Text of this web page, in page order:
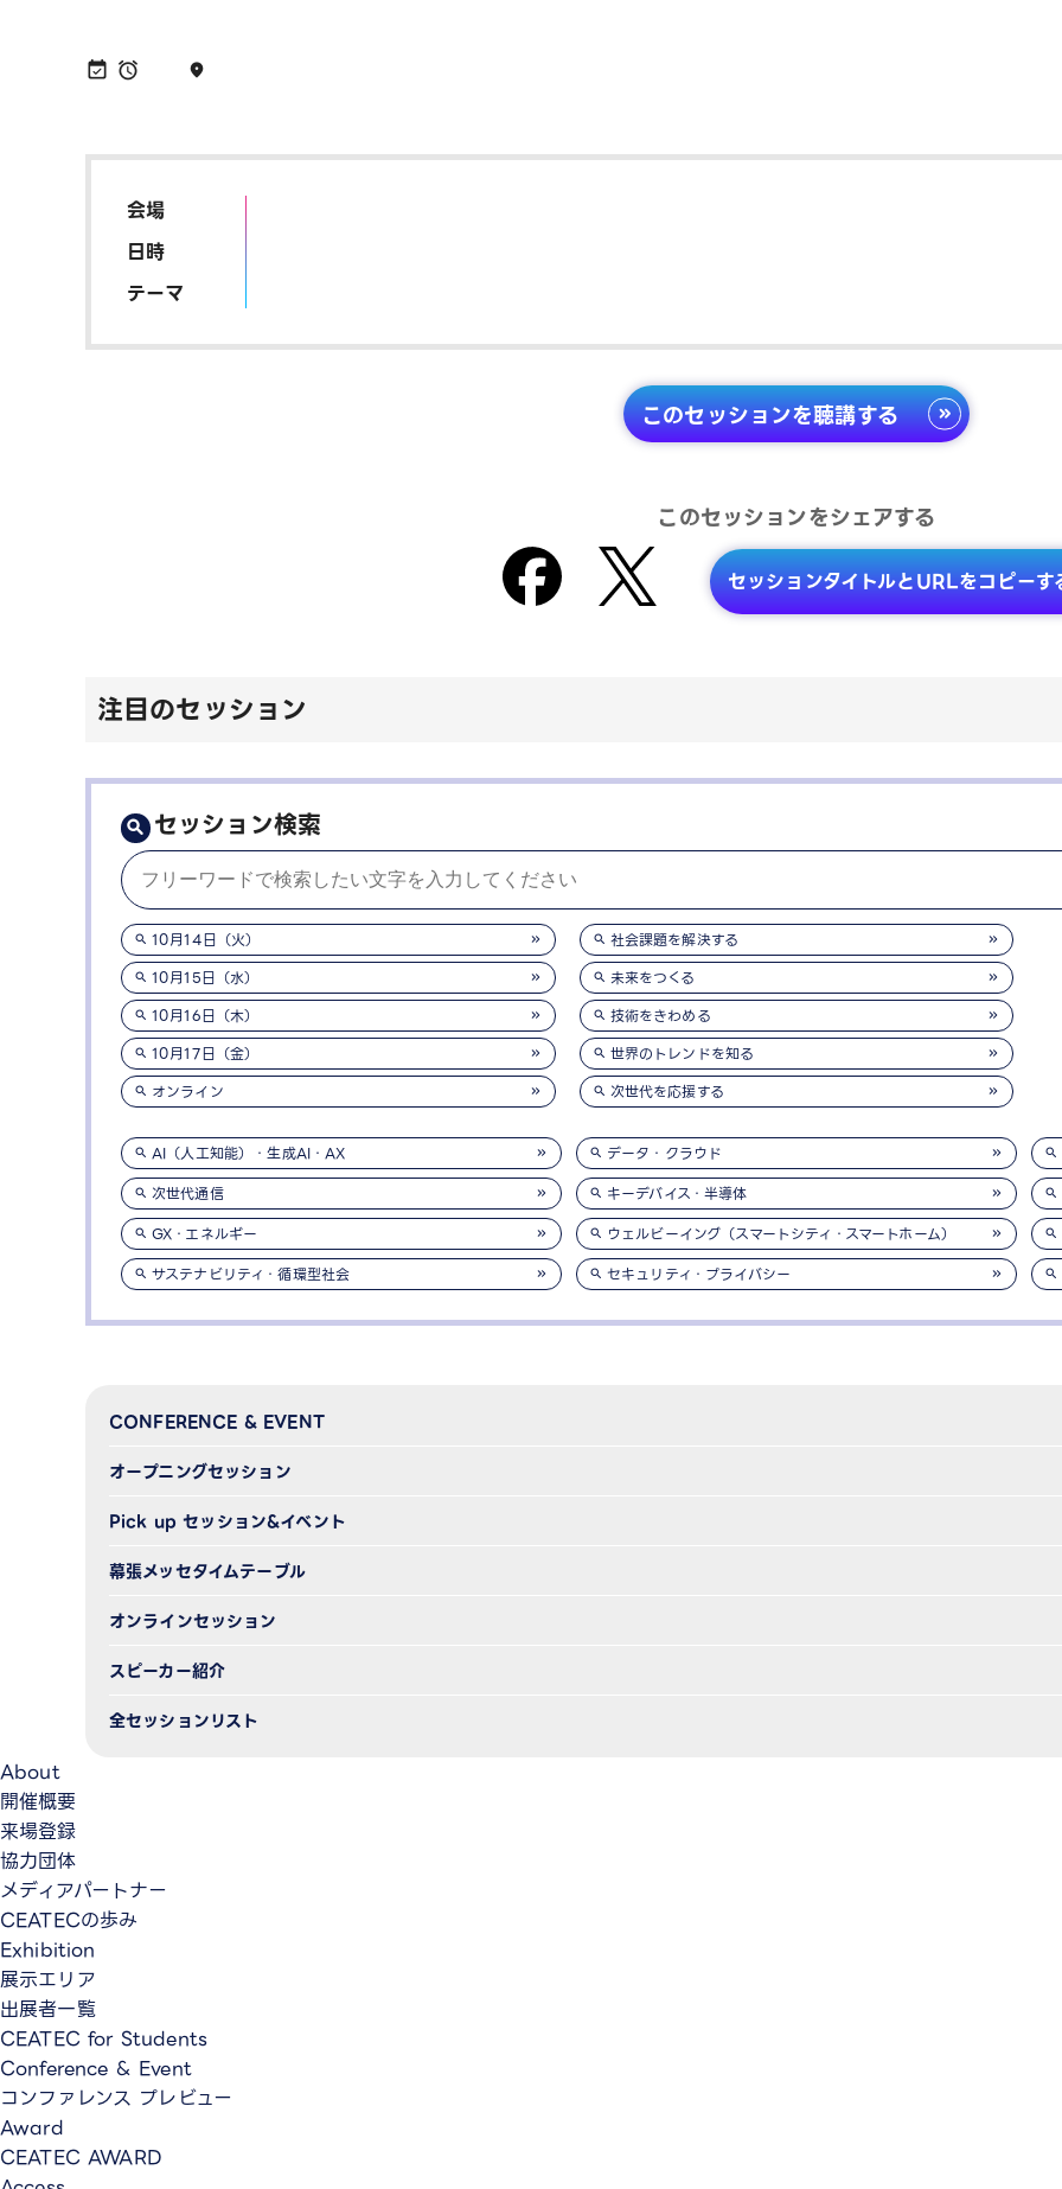
CONFERENCE & EVENT
オープニングセッション
Pick up セッション&イベント
幕張メッセタイムテーブル
オンラインセッション
スピーカー紹介
全セッションリスト
会場
日時
テーマ
このセッションを聴講する
このセッションをシェアする
セッションタイトルとURLをコピーす
注目のセッション
セッション検索
10月14日（火）
10月15日（水）
10月16日（木）
10月17日（金）
オンライン
社会課題を解決する
未来をつくる
技術をきわめる
世界のトレンドを知る
次世代を応援する
AI（人工知能）・生成AI・AX データ・クラウド
次世代通信
キーデバイス・半導体
GX・エネルギー
ウェルビーイング（スマートシティ・スマートホーム）
サステナビリティ・循環型社会
セキュリティ・プライバシー
About
開催概要
来場登録
協力団体
メディアパートナー
CEATECの歩み
Exhibition
展示エリア
出展者一覧
CEATEC for Students
Conference & Event
コンファレンス プレビュー
Award
CEATEC AWARD